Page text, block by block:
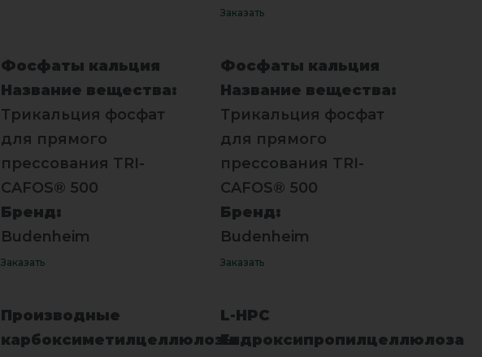
Заказать
Фосфаты кальция
Название вещества:
Трикальция фосфат
для прямого
прессования TRI-
CAFOS® 500
Бренд:
Budenheim
Заказать
Фосфаты кальция
Название вещества:
Трикальция фосфат
для прямого
прессования TRI-
CAFOS® 500
Бренд:
Budenheim
Заказать
Производные
карбоксиметилцеллюлозы
L-HPC
Гидроксипропилцеллюлоза